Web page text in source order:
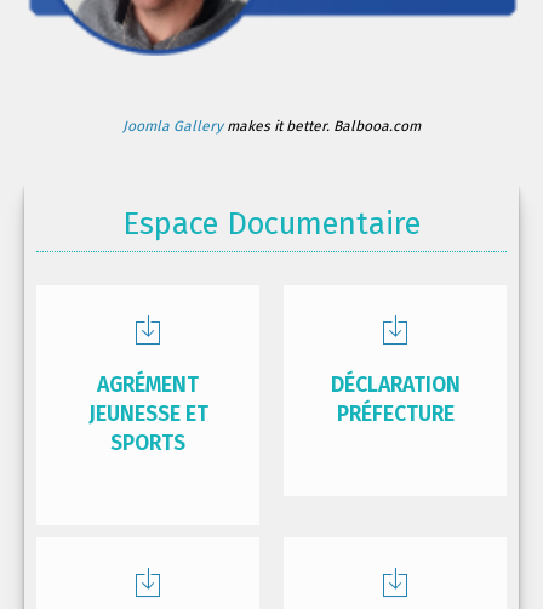
Joomla Gallerymakes it better. Balbooa.com
Espace Documentaire
AGRÉMENT
JEUNESSE ET
SPORTS
DÉCLARATION
PRÉFECTURE